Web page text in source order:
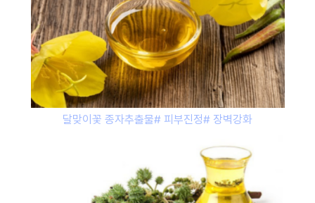
달맞이꽃 종자추출물# 피부진정# 장벽강화